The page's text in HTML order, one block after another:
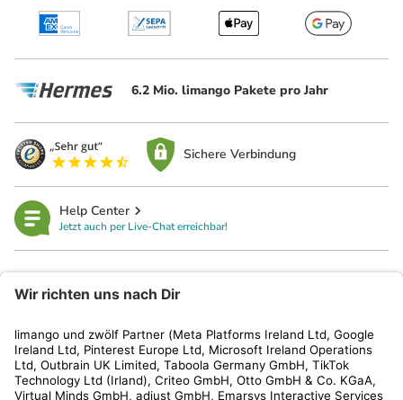
6.2 Mio. limango Pakete pro Jahr
Sichere Verbindung
Help Center
Jetzt auch per Live-Chat erreichbar!
Kundenservice